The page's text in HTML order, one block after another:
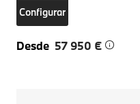
Configurar
Desde 57 950 €